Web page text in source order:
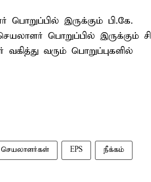
இருக்கும் பி.கே.
பொறுப்பில் இருக்கும்
வரும் பொறுப்புகளில்
EPS நீக்கம்